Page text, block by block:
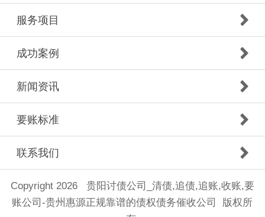
服务项目
成功案例
新闻资讯
要账标准
联系我们
Copyright 2026 贵阳讨债公司_清债,追债,追账,收账,要
账公司-贵州惠源正规靠谱的债权债务催收公司 版权所